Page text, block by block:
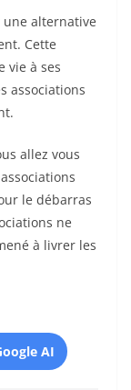
alternative
Cette
vie à ses
associations
allez vous
le débarras
ne
à livrer les
AI